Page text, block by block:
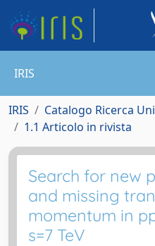
IRIS
IRIS Catalogo Ricerca
1.1 Articolo in rivista
Search for new
and missing
momentum in
s=7 TeV